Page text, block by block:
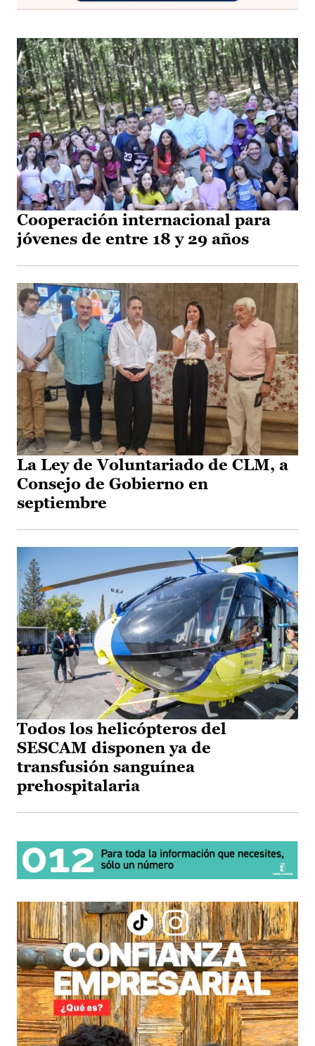
Cooperación internacional para
jóvenes de entre 18 y 29 años
La Ley de Voluntariado de CLM, a
Consejo de Gobierno en
septiembre
Todos los helicópteros del
SESCAM disponen ya de
transfusión sanguínea
prehospitalaria